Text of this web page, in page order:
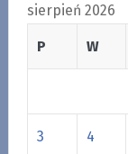
sierpień 2026
P W
3 4